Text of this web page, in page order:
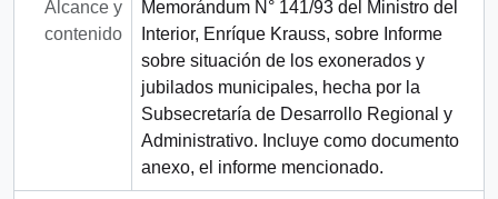
Alcance y
contenido
Memorándum N° 141/93 del Ministro del
Interior, Enríque Krauss, sobre Informe
sobre situación de los exonerados y
jubilados municipales, hecha por la
Subsecretaría de Desarrollo Regional y
Administrativo. Incluye como documento
anexo, el informe mencionado.